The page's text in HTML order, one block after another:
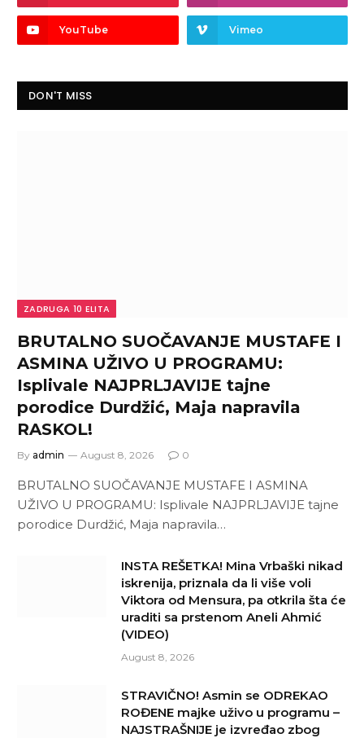
YouTube Vimeo
DON'T MISS
ZADRUGA 10 ELITA
BRUTALNO SUOČAVANJE MUSTAFE I
ASMINA UŽIVO U PROGRAMU:
Isplivale NAJPRLJAVIJE tajne
porodice Durdžić, Maja napravila
RASKOL!
By admin August 8, 2026 0
BRUTALNO SUOČAVANJE MUSTAFE I ASMINA
UŽIVO U PROGRAMU: Isplivale NAJPRLJAVIJE tajne
porodice Durdžić, Maja napravila…
INSTA REŠETKA! Mina Vrbaški nikad
iskrenija, priznala da li više voli
Viktora od Mensura, pa otkrila šta će
uraditi sa prstenom Aneli Ahmić
(VIDEO)
August 8, 2026
STRAVIČNO! Asmin se ODREKAO
ROĐENE majke uživo u programu –
NAJSTRAŠNIJE je izvređao zbog